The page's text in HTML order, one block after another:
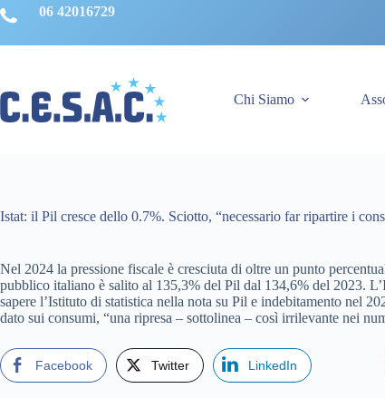
Salta
al
06 42016729
Chi Siamo
Istat: il Pil cresce dello 0.7%. Sciotto, “necessario far ripartire i
Nel 2024 la pressione fiscale è cresciuta di oltre un punto
pubblico italiano è salito al 135,3% del Pil dal 134,6% del 2023.
sapere l’Istituto di statistica nella nota su Pil e indebitamento nel
dato sui consumi, “una ripresa – sottolinea – così irrilevante nei
Facebook Twitter LinkedIn